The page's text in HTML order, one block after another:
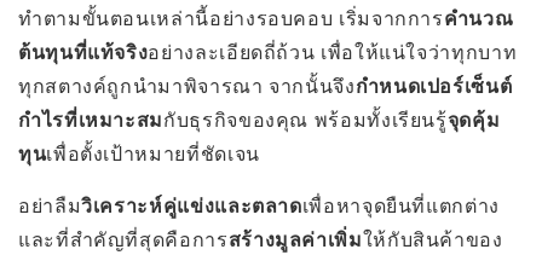
ทำตามขั้นตอนเหล่านี้อย่างรอบคอบ เริ่มจากการคำนวณ
ต้นทุนที่แท้จริงอย่างละเอียดถี่ถ้วน เพื่อให้แน่ใจว่าทุกบาท
ทุกสตางค์ถูกนำมาพิจารณา จากนั้นจึงกำหนดเปอร์เซ็นต์
กำไรที่เหมาะสมกับธุรกิจของคุณ พร้อมทั้งเรียนรู้จุดคุ้ม
ทุนเพื่อตั้งเป้าหมายที่ชัดเจน
อย่าลืมวิเคราะห์คู่แข่งและตลาดเพื่อหาจุดยืนที่แตกต่าง
และที่สำคัญที่สุดคือการสร้างมูลค่าเพิ่มให้กับสินค้าของ